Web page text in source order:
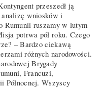
przeszedł ją
wniosków i
Rumunii ruszamy w lutym
potrwa pół roku. Czego
– Bardzo ciekawą
różnych narodowości.
Brygady
Francuzi,
Północnej. Wszyscy